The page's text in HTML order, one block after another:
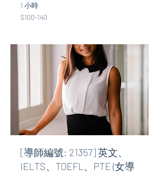
1 小時
$100-
140
$100-140
[導師編號: 21357] 英文、
IELTS、TOEFL、PTE (女導